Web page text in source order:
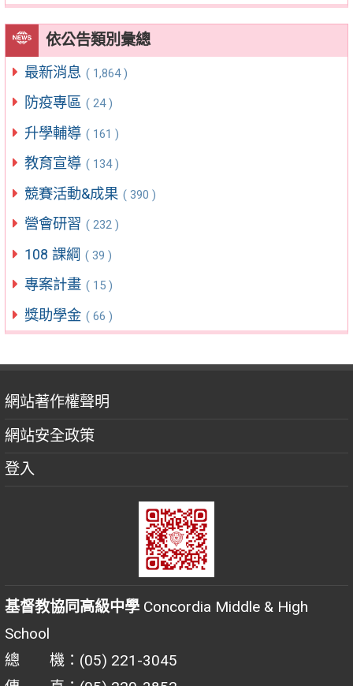
依公告類別彙總
最新消息 ( 1,864 )
防疫專區 ( 24 )
升學輔導 ( 161 )
教育宣導 ( 134 )
競賽活動&成果 ( 390 )
營會研習 ( 232 )
108 課綱 ( 39 )
專案計畫 ( 15 )
獎助學金 ( 66 )
網站著作權聲明
網站安全政策
登入
基督教協同高級中學 Concordia Middle & High
School
總 機：(05) 221-3045